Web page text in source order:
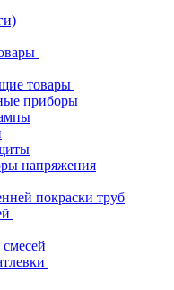
товары
приборы
напряжения
покраски труб